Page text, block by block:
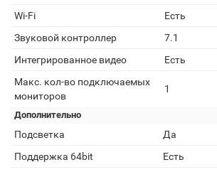
Wi-Fi
Есть
Звуковой контроллер
7.1
Интегрированное видео
Есть
Макс. кол-во подключаемых
мониторов
1
Дополнительно
Подсветка
Да
Поддержка 64bit
Есть